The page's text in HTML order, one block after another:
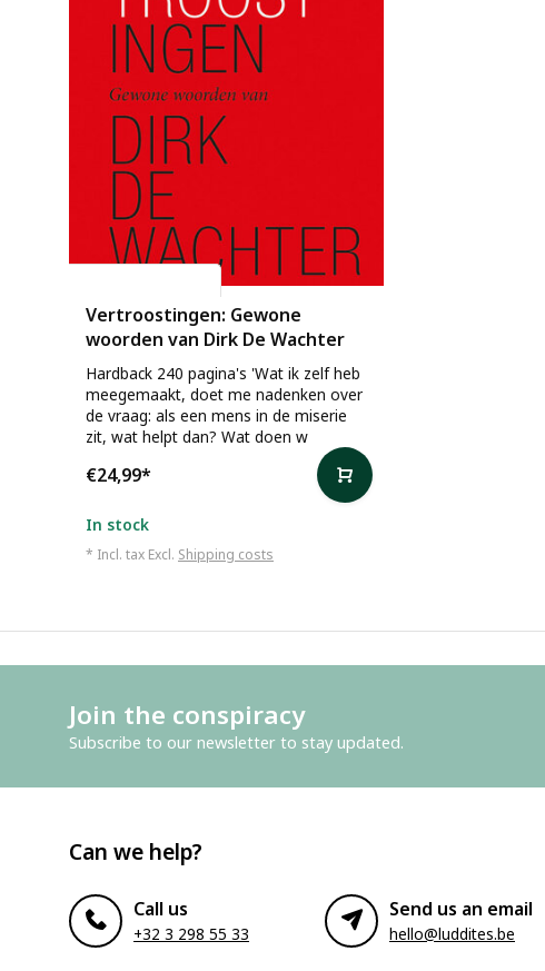
Vertroostingen: Gewone
woorden van Dirk De Wachter
Hardback 240 pagina's 'Wat ik zelf heb
meegemaakt, doet me nadenken over
de vraag: als een mens in de miserie
zit, wat helpt dan? Wat doen w
€24,99*
In stock
* Incl. tax Excl. Shipping costs
Join the conspiracy
Subscribe to our newsletter to stay updated.
Can we help?
Call us
+32 3 298 55 33
Send us an email
hello@luddites.be